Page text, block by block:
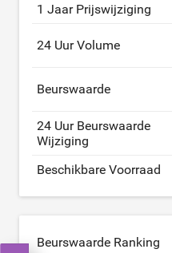
1 Jaar Prijswijziging
24 Uur Volume
Beurswaarde
24 Uur Beurswaarde
Wijziging
Beschikbare Voorraad
Beurswaarde Ranking